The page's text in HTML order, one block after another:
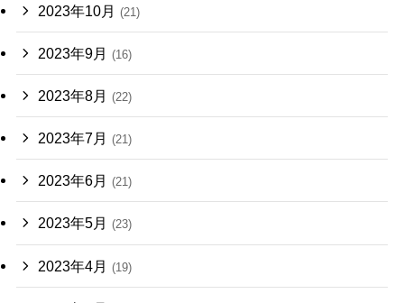
2023年10月 (21)
2023年9月 (16)
2023年8月 (22)
2023年7月 (21)
2023年6月 (21)
2023年5月 (23)
2023年4月 (19)